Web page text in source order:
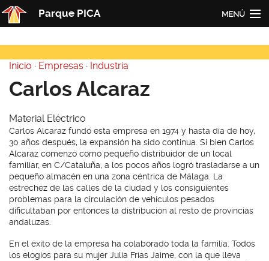
Pasar al contenido principal
Parque PICA MENÚ
PICA
Actualidad
Empresas
Contacto
Usted está aquí
Inicio · Empresas · Industria
Carlos Alcaraz
Material Eléctrico
Carlos Alcaraz fundó esta empresa en 1974 y hasta día de hoy,
30 años después, la expansión ha sido continua. Si bien Carlos
Alcaraz comenzó como pequeño distribuidor de un local
familiar, en C/Cataluña, a los pocos años logró trasladarse a un
pequeño almacén en una zona céntrica de Málaga. La
estrechez de las calles de la ciudad y los consiguientes
problemas para la circulación de vehículos pesados
dificultaban por entonces la distribución al resto de provincias
andaluzas.
En el éxito de la empresa ha colaborado toda la familia. Todos
los elogios para su mujer Julia Frías Jaime, con la que lleva